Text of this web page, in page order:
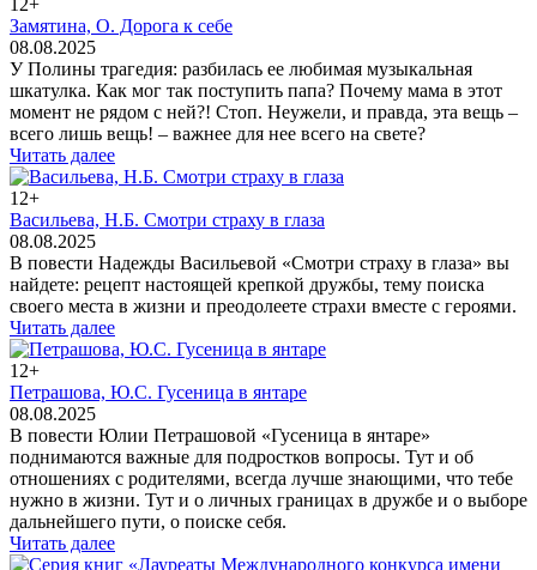
12+
Замятина, О. Дорога к себе
08.08.2025
У Полины трагедия: разбилась ее любимая музыкальная
шкатулка. Как мог так поступить папа? Почему мама в этот
момент не рядом с ней?! Стоп. Неужели, и правда, эта вещь –
всего лишь вещь! – важнее для нее всего на свете?
Читать далее
12+
Васильева, Н.Б. Смотри страху в глаза
08.08.2025
В повести Надежды Васильевой «Смотри страху в глаза» вы
найдете: рецепт настоящей крепкой дружбы, тему поиска
своего места в жизни и преодолеете страхи вместе с героями.
Читать далее
12+
Петрашова, Ю.С. Гусеница в янтаре
08.08.2025
В повести Юлии Петрашовой «Гусеница в янтаре»
поднимаются важные для подростков вопросы. Тут и об
отношениях с родителями, всегда лучше знающими, что тебе
нужно в жизни. Тут и о личных границах в дружбе и о выборе
дальнейшего пути, о поиске себя.
Читать далее